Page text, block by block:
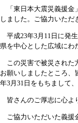
「東日本大震災義援金
しました。ご協力いただ
平成23年3月11日に発
県を中心とした広域にわ
この災害で被災された
お願いしましたところ、
年3月31日をもちまして
皆さんのご厚志に心よ
ご協力いただいた義援